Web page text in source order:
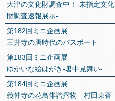
大津の文化財調査中！-未指定文化
財調査速報展示-
第182回ミニ企画展
三井寺の唐時代のパスポート
第183回ミニ企画展
ゆかいな絵はがき‐暑中見舞い‐
第184回ミニ企画展
義仲寺の花鳥俳諧摺物 村田東蒼